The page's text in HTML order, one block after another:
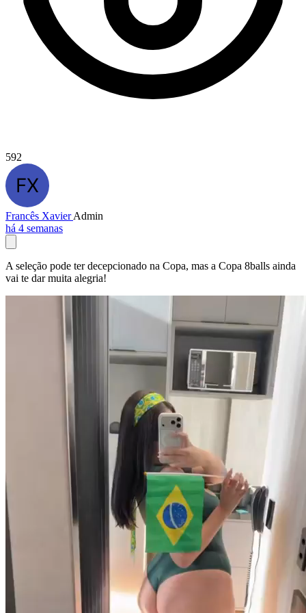
592
Francês XavierAdmin
há 4 semanas
A seleção pode ter decepcionado na Copa, mas a Copa 8balls ainda
vai te dar muita alegria!